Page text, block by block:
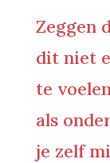
Zeggen
dit niet
te
als
je zelf